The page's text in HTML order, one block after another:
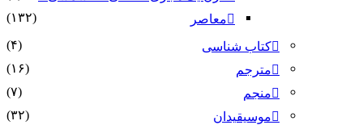
معاصر
(۱۳۲)
کتاب شناسی
(۴)
مترجم
(۱۶)
منجم
(۷)
موسیقیدان
(۳۲)